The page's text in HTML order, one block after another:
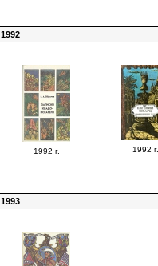
1992
1992 г. 1992 г.
1993